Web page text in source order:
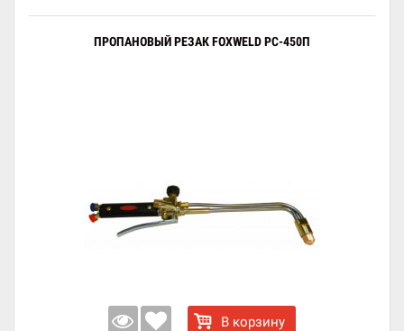
ПРОПАНОВЫЙ РЕЗАК FOXWELD РС-450П
В корзину